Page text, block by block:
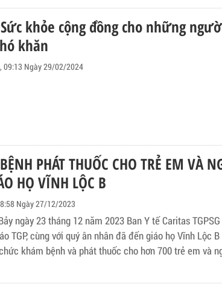
khỏe cộng đồng cho những
khăn
09:13 Ngày 29/02/2024
PHÁT THUỐC CHO TRẺ EM VÀ
HỌ VĨNH LỘC B
Ngày 27/12/2023
ngày 23 tháng 12 năm 2023 Ban Y tế Caritas
TGP, cùng với quý ân nhân đã đến giáo họ Vĩnh Lộc
khám bệnh và phát thuốc cho hơn 700 trẻ em và